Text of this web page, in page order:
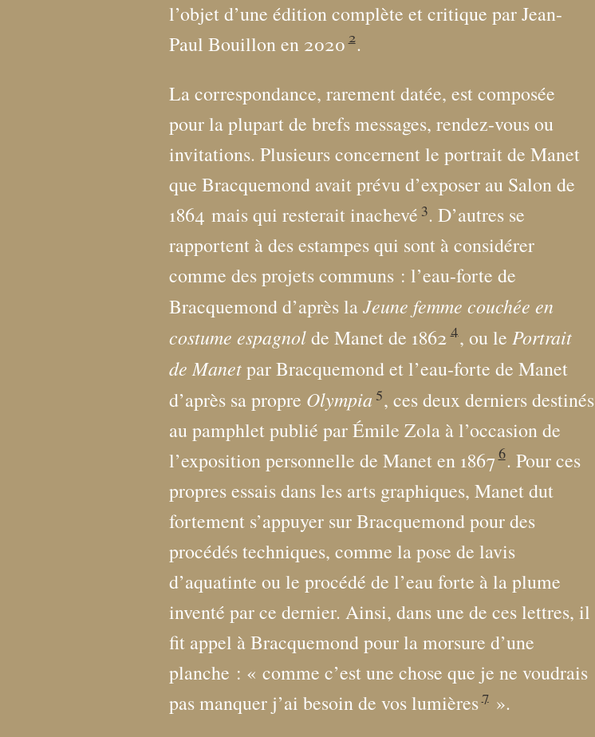
l’objet d’une édition complète et critique par Jean-
Paul Bouillon en 2020 2.
La correspondance, rarement datée, est composée
pour la plupart de brefs messages, rendez-vous ou
invitations. Plusieurs concernent le portrait de Manet
que Bracquemond avait prévu d’exposer au Salon de
1864 mais qui resterait inachevé 3. D’autres se
rapportent à des estampes qui sont à considérer
comme des projets communs : l’eau-forte de
Bracquemond d’après laJeune femme couchée en
costume espagnolde Manet de 1862 4, ou lePortrait
de Manetpar Bracquemond et l’eau-forte de Manet
d’après sa propre Olympia 5, ces deux derniers destinés
au pamphlet publié par Émile Zola à l’occasion de
l’exposition personnelle de Manet en 1867 6. Pour ces
propres essais dans les arts graphiques, Manet dut
fortement s’appuyer sur Bracquemond pour des
procédés techniques, comme la pose de lavis
d’aquatinte ou le procédé de l’eau forte à la plume
inventé par ce dernier. Ainsi, dans une de ces lettres, il
fit appel à Bracquemond pour la morsure d’une
planche : « comme c’est une chose que je ne voudrais
pas manquer j’ai besoin de vos lumières 7 ».